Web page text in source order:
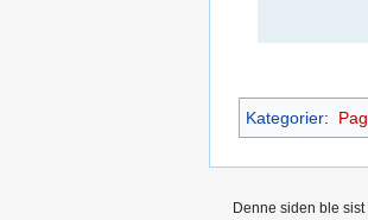
Kategorier:
Denne siden ble sist